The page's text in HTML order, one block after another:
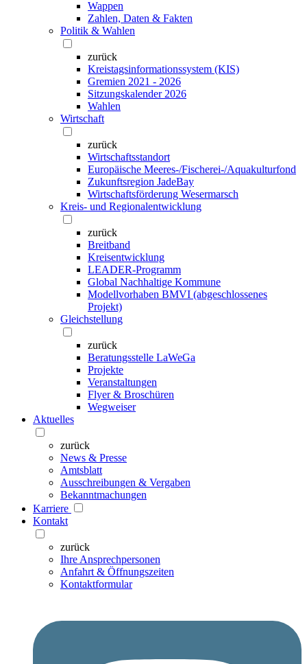
Wappen
Zahlen, Daten & Fakten
Politik & Wahlen
zurück
Kreistagsinformationssystem (KIS)
Gremien 2021 - 2026
Sitzungskalender 2026
Wahlen
Wirtschaft
zurück
Wirtschaftsstandort
Europäische Meeres-/Fischerei-/Aquakulturfond
Zukunftsregion JadeBay
Wirtschaftsförderung Wesermarsch
Kreis- und Regionalentwicklung
zurück
Breitband
Kreisentwicklung
LEADER-Programm
Global Nachhaltige Kommune
Modellvorhaben BMVI (abgeschlossenes
Projekt)
Gleichstellung
zurück
Beratungsstelle LaWeGa
Projekte
Veranstaltungen
Flyer & Broschüren
Wegweiser
Aktuelles
zurück
News & Presse
Amtsblatt
Ausschreibungen & Vergaben
Bekanntmachungen
Karriere
Kontakt
zurück
Ihre Ansprechpersonen
Anfahrt & Öffnungszeiten
Kontaktformular